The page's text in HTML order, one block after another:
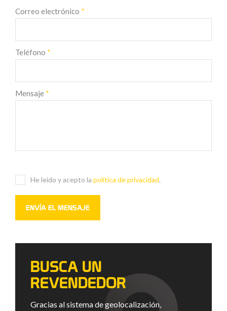
Correo electrónico *
Teléfono *
Mensaje *
He leido y acepto la politica de privacidad.
BUSCA UN
REVENDEDOR
Gracias al sistema de geolocalización,